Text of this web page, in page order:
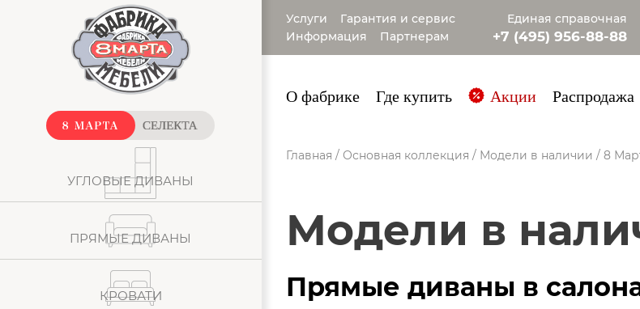
УГЛОВЫЕ ДИВАНЫ
ПРЯМЫЕ ДИВАНЫ
КРОВАТИ
Услуги
Гарантия и сервис
Информация
Партнерам
Единая справочная
+7 (495) 956-88-88
О фабрике Где купить Акции Распродажа
Главная / Основная коллекция / Модели в наличии / 8
Модели в
Прямые диваны в